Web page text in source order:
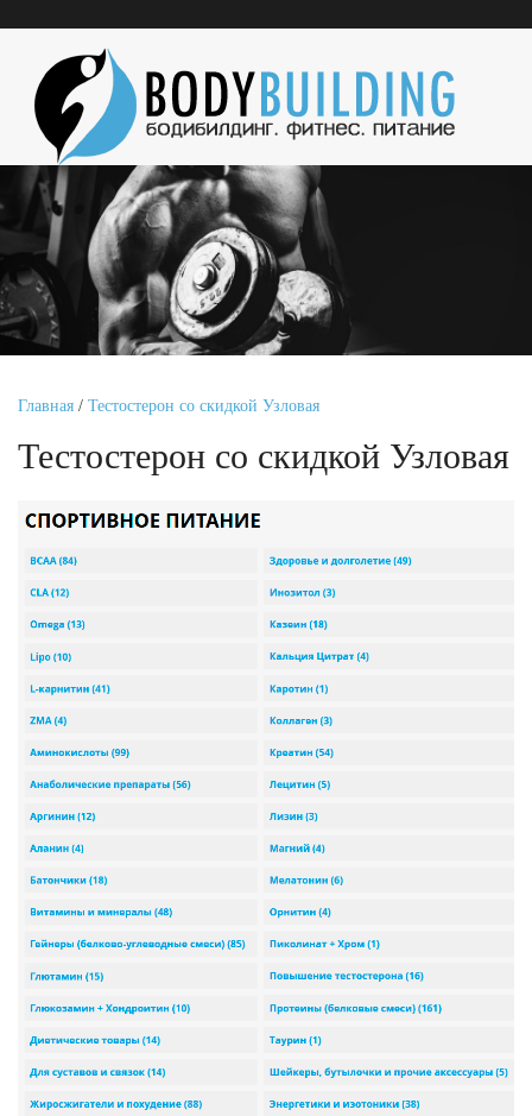
Главная / Тестостерон со скидкой Узловая
Тестостерон со скидкой Узловая